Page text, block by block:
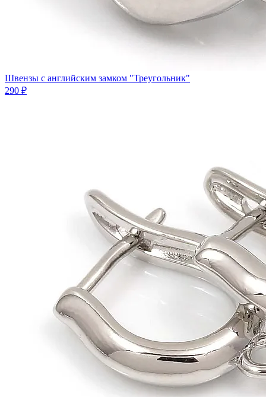
Швензы с английским замком "Треугольник"
290 ₽